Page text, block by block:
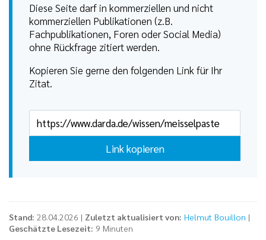
Diese Seite darf in kommerziellen und nicht
kommerziellen Publikationen (z.B.
Fachpublikationen, Foren oder Social Media)
ohne Rückfrage zitiert werden.
Kopieren Sie gerne den folgenden Link für Ihr
Zitat.
Link kopieren
Stand: 28.04.2026 | Zuletzt aktualisiert von: Helmut Bouillon |
Geschätzte Lesezeit: 9 Minuten